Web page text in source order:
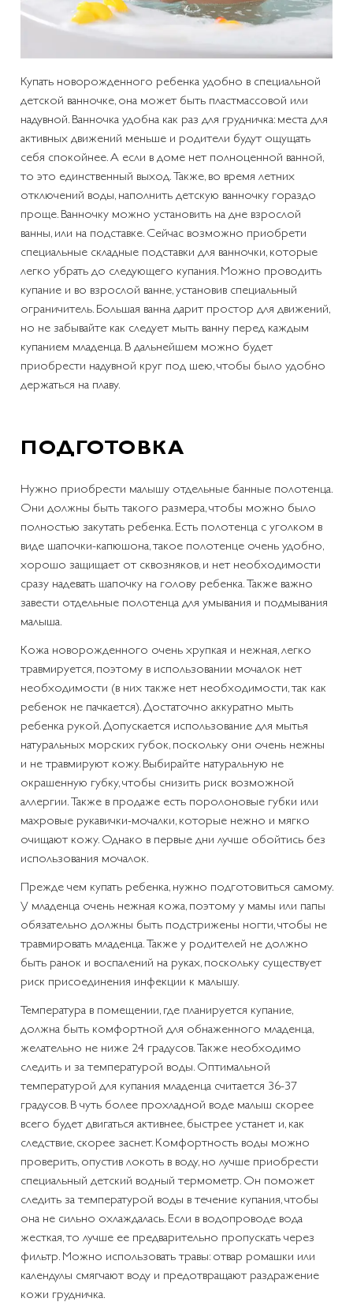
Купать новорожденного ребенка удобно в специальной
детской ванночке, она может быть пластмассовой или
надувной. Ванночка удобна как раз для грудничка: места для
активных движений меньше и родители будут ощущать
себя спокойнее. А если в доме нет полноценной ванной,
то это единственный выход. Также, во время летних
отключений воды, наполнить детскую ванночку гораздо
проще. Ванночку можно установить на дне взрослой
ванны, или на подставке. Сейчас возможно приобрети
специальные складные подставки для ванночки, которые
легко убрать до следующего купания. Можно проводить
купание и во взрослой ванне, установив специальный
ограничитель. Большая ванна дарит простор для движений,
но не забывайте как следует мыть ванну перед каждым
купанием младенца. В дальнейшем можно будет
приобрести надувной круг под шею, чтобы было удобно
держаться на плаву.
ПОДГОТОВКА
Нужно приобрести малышу отдельные банные полотенца.
Они должны быть такого размера, чтобы можно было
полностью закутать ребенка. Есть полотенца с уголком в
виде шапочки-капюшона, такое полотенце очень удобно,
хорошо защищает от сквозняков, и нет необходимости
сразу надевать шапочку на голову ребенка. Также важно
завести отдельные полотенца для умывания и подмывания
малыша.
Кожа новорожденного очень хрупкая и нежная, легко
травмируется, поэтому в использовании мочалок нет
необходимости (в них также нет необходимости, так как
ребенок не пачкается). Достаточно аккуратно мыть
ребенка рукой. Допускается использование для мытья
натуральных морских губок, поскольку они очень нежны
и не травмируют кожу. Выбирайте натуральную не
окрашенную губку, чтобы снизить риск возможной
аллергии. Также в продаже есть поролоновые губки или
махровые рукавички-мочалки, которые нежно и мягко
очищают кожу. Однако в первые дни лучше обойтись без
использования мочалок.
Прежде чем купать ребенка, нужно подготовиться самому.
У младенца очень нежная кожа, поэтому у мамы или папы
обязательно должны быть подстрижены ногти, чтобы не
травмировать младенца. Также у родителей не должно
быть ранок и воспалений на руках, поскольку существует
риск присоединения инфекции к малышу.
Температура в помещении, где планируется купание,
должна быть комфортной для обнаженного младенца,
желательно не ниже 24 градусов. Также необходимо
следить и за температурой воды. Оптимальной
температурой для купания младенца считается 36-37
градусов. В чуть более прохладной воде малыш скорее
всего будет двигаться активнее, быстрее устанет и, как
следствие, скорее заснет. Комфортность воды можно
проверить, опустив локоть в воду, но лучше приобрести
специальный детский водный термометр. Он поможет
следить за температурой воды в течение купания, чтобы
она не сильно охлаждалась. Если в водопроводе вода
жесткая, то лучше ее предварительно пропускать через
фильтр. Можно использовать травы: отвар ромашки или
календулы смягчают воду и предотвращают раздражение
кожи грудничка.